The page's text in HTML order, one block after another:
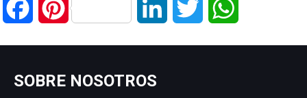
FacebookPinterest LinkedIn Twitter
SOBRE NOSOTROS